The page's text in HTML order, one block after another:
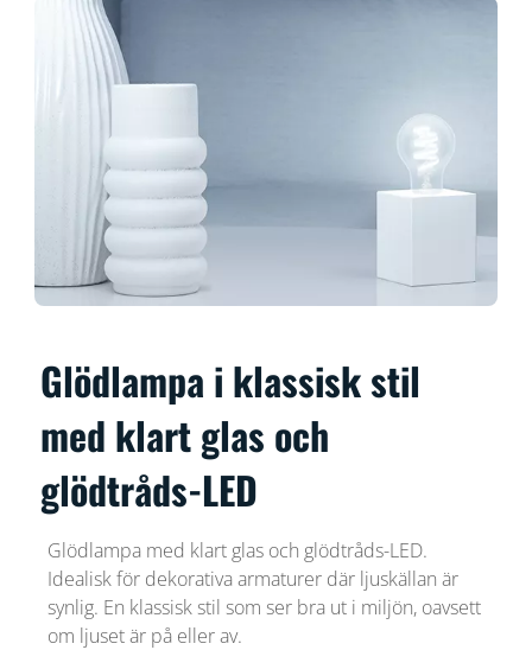
Glödlampa i klassisk stil
med klart glas och
glödtråds-LED
Glödlampa med klart glas och glödtråds-LED.
Idealisk för dekorativa armaturer där ljuskällan är
synlig. En klassisk stil som ser bra ut i miljön, oavsett
om ljuset är på eller av.